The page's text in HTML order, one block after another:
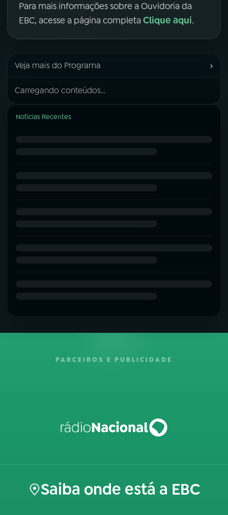
Para mais informações sobre a Ouvidoria da
EBC, acesse a página completa Clique aqui.
Veja mais do Programa ›
Carregando conteúdos...
Notícias Recentes
PARCEIROS E PUBLICIDADE
Saiba onde está a EBC